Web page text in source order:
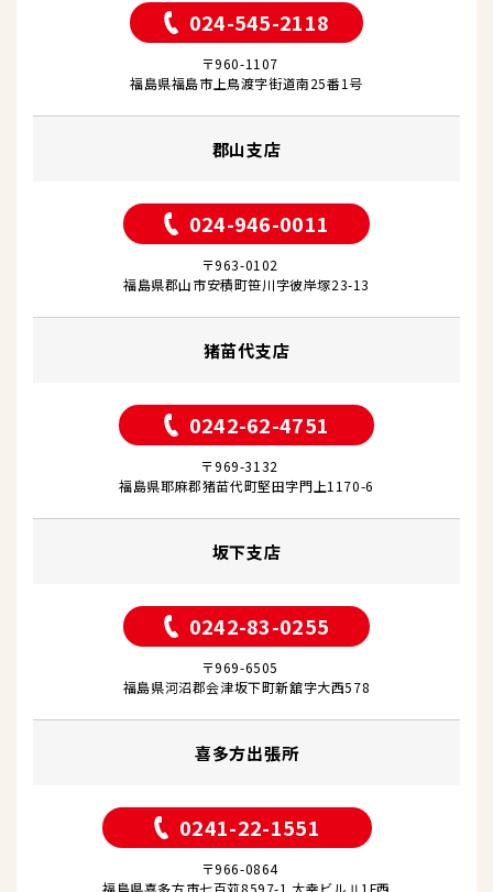
024-545-2118
〒960-1107
福島県福島市上鳥渡字街道南25番1号
郡山支店
024-946-0011
〒963-0102
福島県郡山市安積町笹川字彼岸塚23-13
猪苗代支店
0242-62-4751
〒969-3132
福島県耶麻郡猪苗代町堅田字門上1170-6
坂下支店
0242-83-0255
〒969-6505
福島県河沼郡会津坂下町新舘字大西578
喜多方出張所
0241-22-1551
〒966-0864
福島県喜多方市七百苅8597-1 大幸ビルⅡ1F西